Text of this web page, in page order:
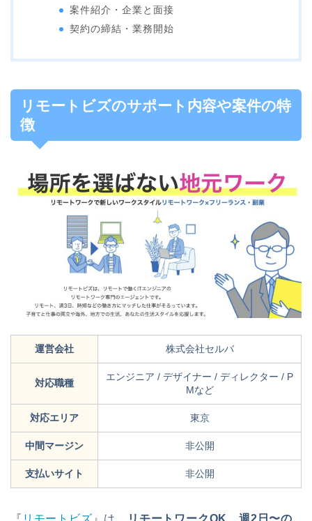
案件紹介・企業と面接
契約の締結・業務開始
リモートビズのサポート内容や案件の特
徴
運営会社 株式会社セルバ
対応職種
エンジニア / デザイナー / ディレクター / P
Mなど
対応エリア 東京
中間マージン 非公開
支払いサイト 非公開
『 リモートビズ 』は、 リモートワークOK、週2日〜の